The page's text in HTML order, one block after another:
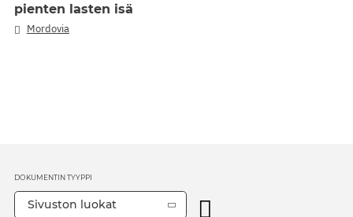
pienten lasten isä
Mordovia
DOKUMENTIN TYYPPI
Sivuston luokat